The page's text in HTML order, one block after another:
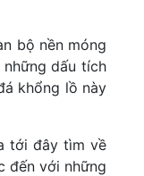
bộ nền móng
dấu tích
khổng lồ này
tới đây tìm về
đến với những